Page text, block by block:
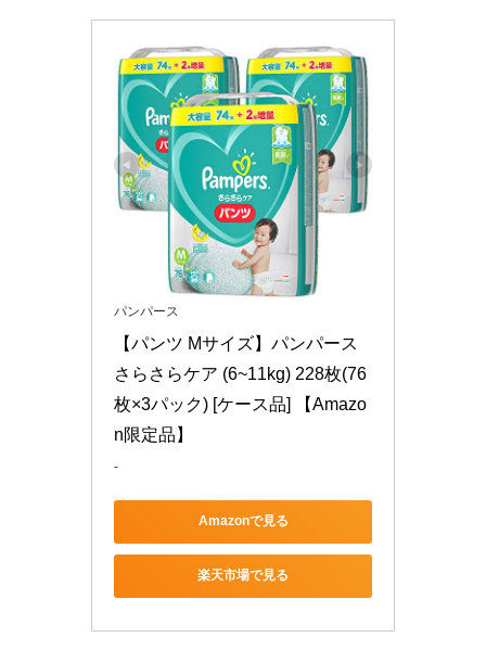
パンパース
【パンツ Mサイズ】パンパース
さらさらケア (6~11kg) 228枚(76
枚×3パック) [ケース品] 【Amazo
n限定品】
-
Amazonで見る
楽天市場で見る